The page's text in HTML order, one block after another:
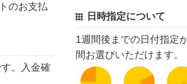
のお支払
。入金確
日時指定について
1週間後までの日付指定
間お選びいただけます。